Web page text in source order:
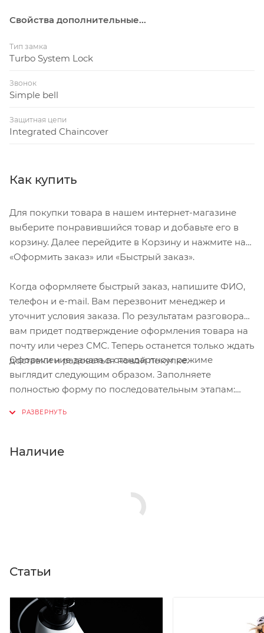
Свойства дополнительные...
Тип замка
Turbo System Lock
Звонок
Simple bell
Защитная цепи
Integrated Chaincover
Как купить
Для покупки товара в нашем интернет-магазине
выберите понравившийся товар и добавьте его в
корзину. Далее перейдите в Корзину и нажмите на
«Оформить заказ» или «Быстрый заказ».
Когда оформляете быстрый заказ, напишите ФИО,
телефон и e-mail. Вам перезвонит менеджер и
уточнит условия заказа. По результатам разговора
вам придет подтверждение оформления товара на
почту или через СМС. Теперь останется только ждать
доставки и радоваться новой покупке.
Оформление заказа в стандартном режиме
выглядит следующим образом. Заполняете
полностью форму по последовательным этапам:
Нажмите кнопку «Оформить заказ».
Наличие
Статьи